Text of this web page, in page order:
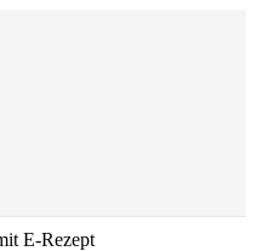
E-Rezept